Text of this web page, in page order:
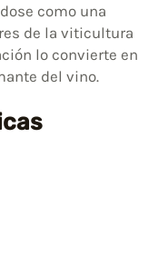
como una
de la viticultura
lo convierte en
del vino.